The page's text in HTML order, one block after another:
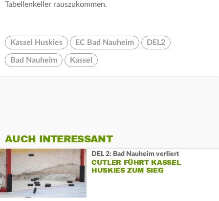
Tabellenkeller rauszukommen.
Kassel Huskies EC Bad Nauheim DEL2
Bad Nauheim Kassel
AUCH INTERESSANT
DEL 2: Bad Nauheim verliert
CUTLER FÜHRT KASSEL
HUSKIES ZUM SIEG